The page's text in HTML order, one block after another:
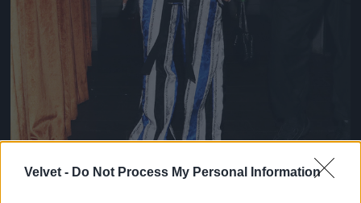
Velvet - Do Not Process My Personal Information